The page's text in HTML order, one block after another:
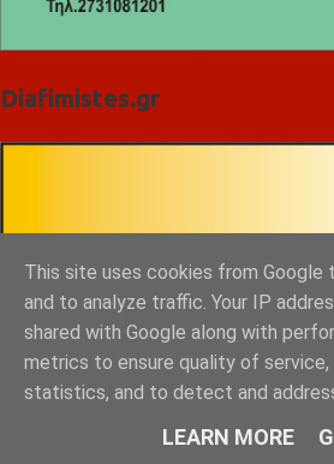
Diafimistes.gr
This site uses cookies from Google
and to analyze traffic. Your IP
shared with Google along with
metrics to ensure quality of service,
statistics, and to detect and
LEARN MORE